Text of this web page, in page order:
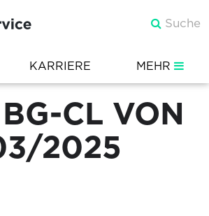
KARRIERE MEHR
CL VON
2025